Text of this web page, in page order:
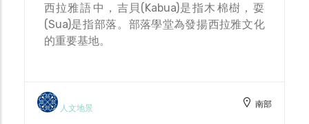
西拉雅​語​中，​吉貝​(Kabua)​是​指木​棉樹，​耍​
(Sua)​是​指部​落。​部落學堂為發​揚西拉雅​文化​
的​重要​基地。
人文地景 南部